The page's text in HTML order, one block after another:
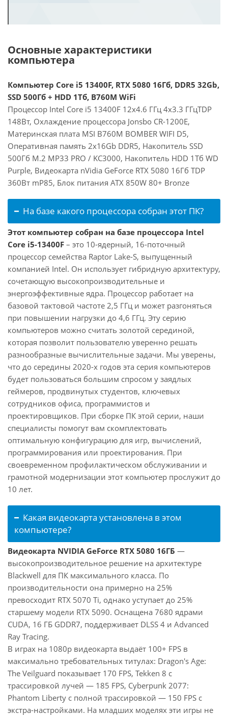
Основные характеристики
компьютера
Компьютер Core i5 13400F, RTX 5080 16Гб, DDR5 32Gb,
SSD 500Гб + HDD 1Тб, B760M WiFi
Процессор Intel Core i5 13400F 12x4.6 ГГц 4x3.3 ГГцTDP
148Вт, Охлаждение процессора Jonsbo CR-1200E,
Материнская плата MSI B760M BOMBER WIFI D5,
Оперативная память 2x16Gb DDR5, Накопитель SSD
500Гб M.2 MP33 PRO / KC3000, Накопитель HDD 1Тб WD
Purple, Видеокарта nVidia GeForce RTX 5080 16Гб TDP
360Вт mP85, Блок питания ATX 850W 80+ Bronze
На базе какого процессора собран этот ПК?
Этот компьютер собран на базе процессора Intel
Core i5-13400F – это 10-ядерный, 16-поточный
процессор семейства Raptor Lake-S, выпущенный
компанией Intel. Он использует гибридную архитектуру,
сочетающую высокопроизводительные и
энергоэффективные ядра. Процессор работает на
базовой тактовой частоте 2,5 ГГц и может разгоняться
при повышении нагрузки до 4,6 ГГц. Эту серию
компьютеров можно считать золотой серединой,
которая позволит пользователю уверенно решать
разнообразные вычислительные задачи. Мы уверены,
что до середины 2020-х годов эта серия компьютеров
будет пользоваться большим спросом у заядлых
геймеров, продвинутых студентов, ключевых
сотрудников офиса, программистов и
проектировщиков. При сборке ПК этой серии, наши
специалисты помогут вам скомплектовать
оптимальную конфигурацию для игр, вычислений,
программирования или проектирования. При
своевременном профилактическом обслуживании и
грамотной модернизации этот компьютер прослужит до
10 лет.
Какая видеокарта установлена в этом
компьютере?
Видеокарта NVIDIA GeForce RTX 5080 16ГБ —
высокопроизводительное решение на архитектуре
Blackwell для ПК максимального класса. По
производительности она примерно на 25%
превосходит RTX 5070 Ti, однако уступает до 25%
старшему модели RTX 5090. Оснащена 7680 ядрами
CUDA, 16 ГБ GDDR7, поддерживает DLSS 4 и Advanced
Ray Tracing.
В играх на 1080p видеокарта выдаёт 100+ FPS в
максимально требовательных титулах: Dragon's Age:
The Veilguard показывает 170 FPS, Tekken 8 с
трассировкой лучей — 185 FPS, Cyberpunk 2077:
Phantom Liberty с полной трассировкой — 150 FPS с
экстра-настройками. На младших моделях эти игры не